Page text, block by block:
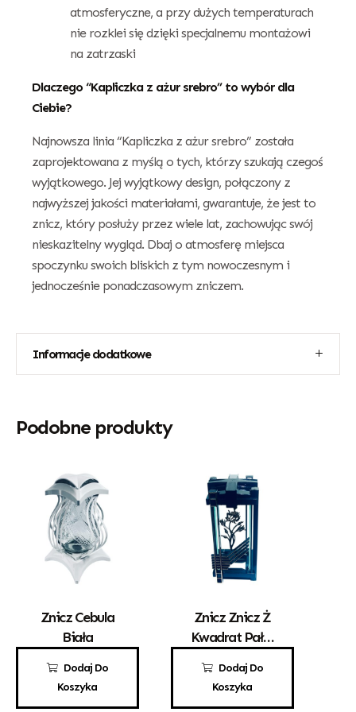
atmosferyczne, a przy dużych temperaturach
nie rozklei się dzięki specjalnemu montażowi
na zatrzaski
Dlaczego “Kapliczka z ażur srebro” to wybór dla
Ciebie?
Najnowsza linia “Kapliczka z ażur srebro” została
zaprojektowana z myślą o tych, którzy szukają czegoś
wyjątkowego. Jej wyjątkowy design, połączony z
najwyższej jakości materiałami, gwarantuje, że jest to
znicz, który posłuży przez wiele lat, zachowując swój
nieskazitelny wygląd. Dbaj o atmosferę miejsca
spoczynku swoich bliskich z tym nowoczesnym i
jednocześnie ponadczasowym zniczem.
Informacje dodatkowe
Podobne produkty
Dodaj Do
Koszyka
Znicz Cebula
Biała
70,00 zł
Dodaj Do
Koszyka
Znicz Znicz Ż
Kwadrat Pałki
90,00 zł